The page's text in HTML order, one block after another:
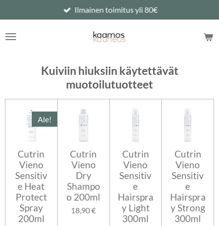
pääsisältöön
Ilmainen toimitus yli 80€
Kuiviin hiuksiin käytettävät
muotoilutuotteet
Ale!
Cutrin
Vieno
Sensitiv
e Heat
Protect
Spray
200ml
Cutrin
Vieno
Dry
Shampo
o 200ml
18,90 €
Cutrin
Vieno
Sensitiv
e
Hairspra
y Light
300ml
Cutrin
Vieno
Sensitiv
e
Hairspra
y Strong
300ml